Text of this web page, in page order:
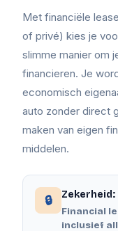
Met financiële
of privé) kies je
slimme manier om
financieren. Je
economisch
auto zonder direct
maken van eigen
middelen.
🔒 Zekerheid:
Financial
inclusief